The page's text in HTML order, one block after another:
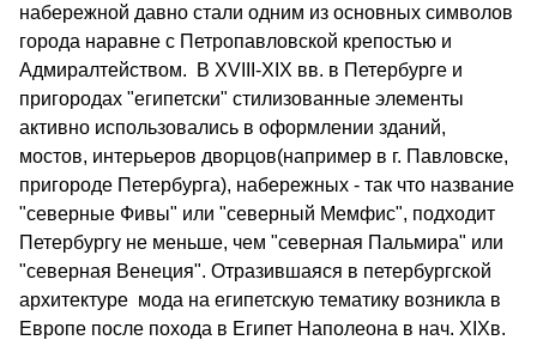
набережной давно стали одним из основных символов
города наравне с Петропавловской крепостью и
Адмиралтейством. В XVIII-XIX вв. в Петербурге и
пригородах "египетски" стилизованные элементы
активно использовались в оформлении зданий,
мостов, интерьеров дворцов(например в г. Павловске,
пригороде Петербурга), набережных - так что название
"северные Фивы" или "северный Мемфис", подходит
Петербургу не меньше, чем "северная Пальмира" или
"северная Венеция". Отразившаяся в петербургской
архитектуре мода на египетскую тематику возникла в
Европе после похода в Египет Наполеона в нач. XIXв.